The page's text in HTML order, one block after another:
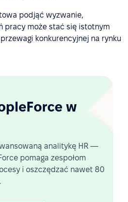
podjąć wyzwanie,
pracy może stać się istotnym
konkurencyjnej na rynku
w
analitykę HR —
pomaga zespołom
i oszczędzać nawet 80